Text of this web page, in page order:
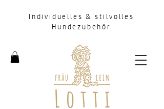
Individuelles & stilvolles
Hundezubehör